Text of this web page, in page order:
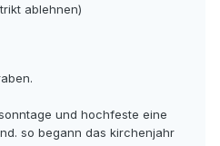
ablehnen)
und hochfeste eine
so begann das kirchenjahr